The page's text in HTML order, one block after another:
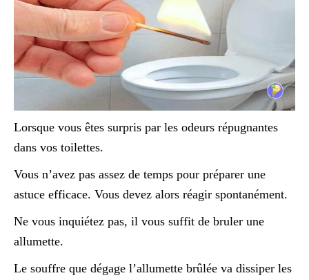
Lorsque vous êtes surpris par les odeurs répugnantes
dans vos toilettes.
Vous n’avez pas assez de temps pour préparer une
astuce efficace. Vous devez alors réagir spontanément.
Ne vous inquiétez pas, il vous suffit de bruler une
allumette.
Le souffre que dégage l’allumette brûlée va dissiper les